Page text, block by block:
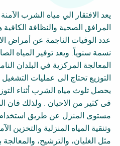
Choose a
Financing Water Impact
Innovating Business
Models
Affordable Water &
Sanitation Solutions
Train the Trainers
يعد الافتقار الي مياه الشرب
المرافق الصحية والنظافة
نسمة سنوياً. ويعد توفير المياه
المعالجة المركزية في البلدان
التوزيع تحتاج الى عمليات
يحصل تلوث مياه الشرب أثناء
فى كثير من الاحيان . ولذلك فان
مستوى المنزل عن طريق
مثل الغليان، والترشيح، والمعالجة